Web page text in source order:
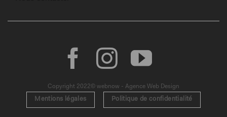
Copyright 2022© webnow - Agence Web Design
Mentions légales Politique de confidentialité